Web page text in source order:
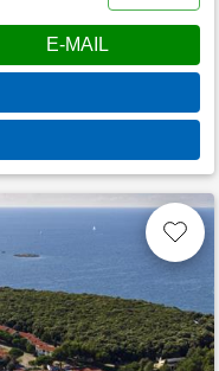
E-MAIL